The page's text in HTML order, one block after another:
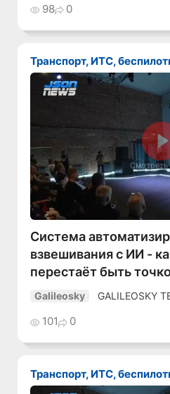
98 0
Транспорт, ИТС,
Смотреть
Система
взвешивания с ИИ -
перестаёт быть
Galileosky GALILEOSKY
101 0
Транспорт, ИТС,